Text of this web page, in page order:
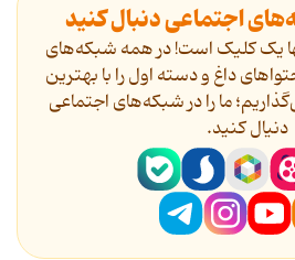
اجتماعی دنبال کنید
یک کلیک است! در همه شبکه‌های
داغ و دسته اول را با بهترین
ما را در شبکه‌های اجتماعی
دنیال کنید.